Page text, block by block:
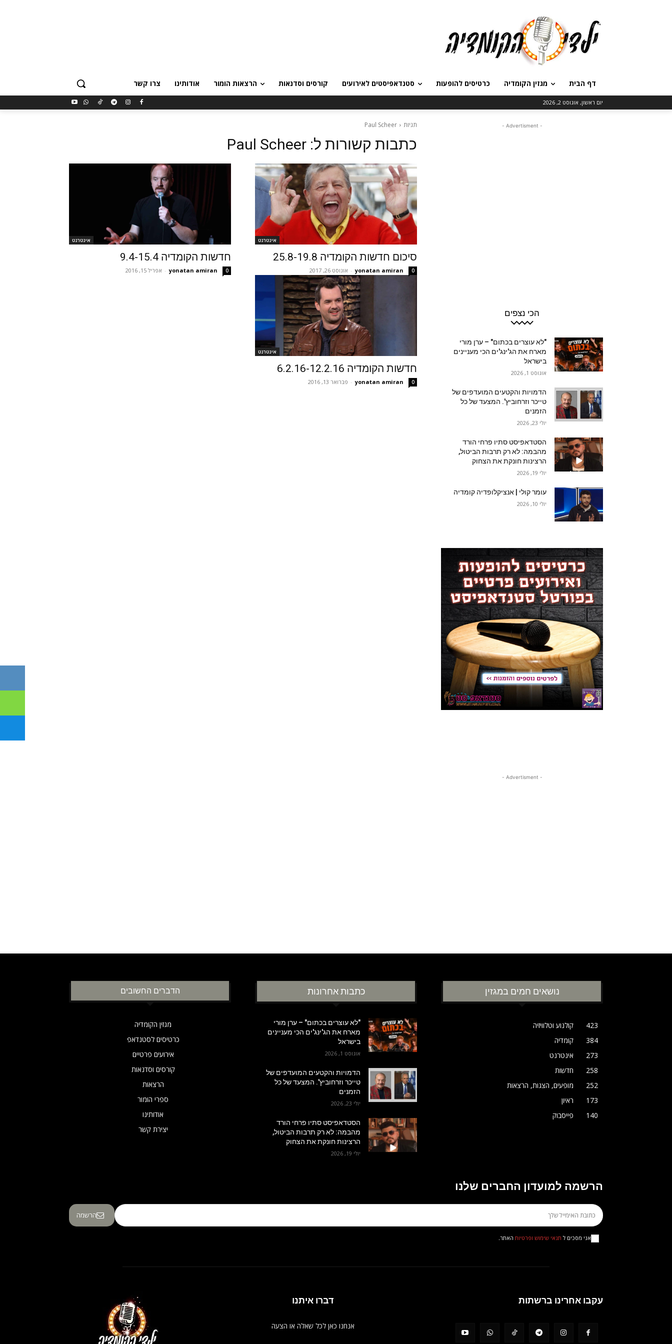
דף הבית מגזין הקומדיה כרטיסים להופעות סטנדאפיסטים לאירועים קורסים וסדנאות הרצאות הומור אודותינו צרו קשר
יום ראשון, אוגוסט 2, 2026
תגיות Paul Scheer
כתבות קשורות ל: Paul Scheer
אינטרנט
סיכום חדשות הקומדיה 25.8-19.8
yonatan amiran
- אוגוסט 26, 2017 0
אינטרנט
חדשות הקומדיה 9.4-15.4
yonatan amiran
- אפריל 15, 2016 0
אינטרנט
חדשות הקומדיה 6.2.16-12.2.16
yonatan amiran
- פברואר 13, 2016 0
- Advertisment -
הכי נצפים
"לא עוצרים בכתום" – ערן מורי
מארח את הג'ינג'ים הכי מעניינים
בישראל
אוגוסט 1, 2026
הדמויות והקטעים המועדפים של
טייכר וזרחוביץ'. המצעד של כל
הזמנים
יולי 23, 2026
הסטדאפיסט סתיו פרחי הורד
מהבמה: לא רק תרבות הביטול,
הרצינות חונקת את הצחוק
יולי 19, 2026
עומר קולי | אנציקלופדיה קומדיה
יולי 10, 2026
- Advertisment -
הדברים החשובים
מגזין הקומדיה
כרטיסים לסטנדאפ
אירועים פרטיים
קורסים וסדנאות
הרצאות
ספרי הומור
אודותינו
יצירת קשר
כתבות אחרונות
"לא עוצרים בכתום" – ערן מורי
מארח את הג'ינג'ים הכי מעניינים
בישראל
אוגוסט 1, 2026
הדמויות והקטעים המועדפים של
טייכר וזרחוביץ'. המצעד של כל
הזמנים
יולי 23, 2026
הסטדאפיסט סתיו פרחי הורד
מהבמה: לא רק תרבות הביטול,
הרצינות חונקת את הצחוק
יולי 19, 2026
נושאים חמים במגזין
קולנוע וטלוויזיה
423
קומדיה
384
אינטרנט
273
חדשות
258
מופעים, הצגות, הרצאות
252
ראיון
173
פייסבוק
140
הרשמה למועדון החברים שלנו
הרשמה
אני מסכים ל תנאי שימוש ופרטיותהאתר.
דברו איתנו
אנחנו כאן לכל שאלה או הצעה
עקבו אחרינו ברשתות